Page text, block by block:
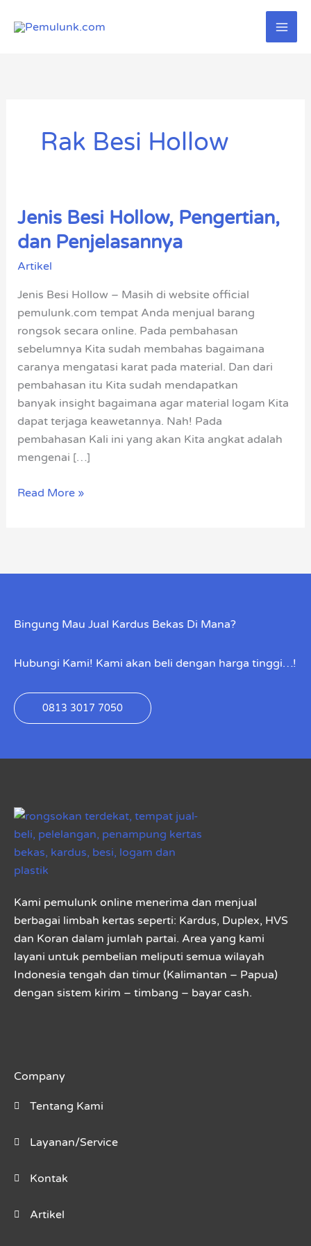
Rak Besi Hollow
Jenis Besi Hollow, Pengertian,
dan Penjelasannya
Artikel
Jenis Besi Hollow – Masih di website official
pemulunk.com tempat Anda menjual barang
rongsok secara online. Pada pembahasan
sebelumnya Kita sudah membahas bagaimana
caranya mengatasi karat pada material. Dan dari
pembahasan itu Kita sudah mendapatkan
banyak insight bagaimana agar material logam Kita
dapat terjaga keawetannya. Nah! Pada
pembahasan Kali ini yang akan Kita angkat adalah
mengenai […]
Jenis
Besi
Hollow,
Pengertian,
Read More »
Bingung Mau Jual Kardus Bekas Di Mana?
Hubungi Kami! Kami akan beli dengan harga tinggi…!
0813 3017 7050
Kami pemulunk online menerima dan menjual
berbagai limbah kertas seperti: Kardus, Duplex, HVS
dan Koran dalam jumlah partai. Area yang kami
layani untuk pembelian meliputi semua wilayah
Indonesia tengah dan timur (Kalimantan – Papua)
dengan sistem kirim – timbang – bayar cash.
Company
Tentang Kami
Layanan/Service
Kontak
Artikel